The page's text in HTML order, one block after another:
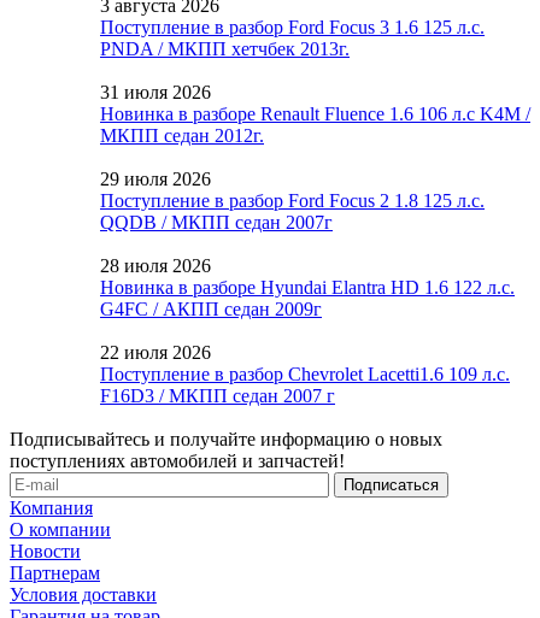
3 августа 2026
Поступление в разбор Ford Focus 3 1.6 125 л.с.
PNDA / МКПП хетчбек 2013г.
31 июля 2026
Новинка в разборе Renault Fluence 1.6 106 л.с K4M /
МКПП седан 2012г.
29 июля 2026
Поступление в разбор Ford Focus 2 1.8 125 л.с.
QQDB / МКПП седан 2007г
28 июля 2026
Новинка в разборе Hyundai Elantra HD 1.6 122 л.с.
G4FC / АКПП седан 2009г
22 июля 2026
Поступление в разбор Chevrolet Lacetti1.6 109 л.с.
F16D3 / МКПП седан 2007 г
Подписывайтесь и получайте информацию о новых
поступлениях автомобилей и запчастей!
Компания
О компании
Новости
Партнерам
Условия доставки